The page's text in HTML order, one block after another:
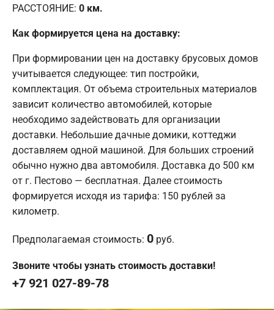
РАССТОЯНИЕ: 0 км.
Как формируется цена на доставку:
При формировании цен на доставку брусовых домов
учитывается следующее: тип постройки,
комплектация. От объема строительных материалов
зависит количество автомобилей, которые
необходимо задействовать для организации
доставки. Небольшие дачные домики, коттеджи
доставляем одной машиной. Для больших строений
обычно нужно два автомобиля. Доставка до 500 км
от г. Пестово — бесплатная. Далее стоимость
формируется исходя из тарифа: 150 рублей за
километр.
Предполагаемая стоимость: 0 руб.
Звоните чтобы узнать стоимость доставки!
+7 921 027-89-78